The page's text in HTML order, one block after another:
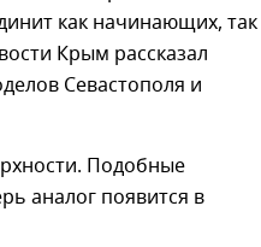
как начинающих, так
Крым рассказал
Севастополя и
Подобные
аналог появится в